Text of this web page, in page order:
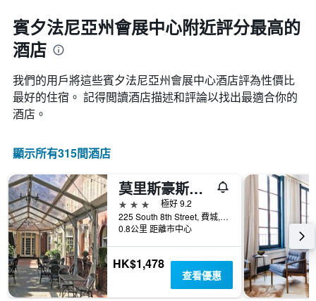
賓夕法尼亞州會展中心附近評分最高的
酒店
我們的用戶將這些賓夕法尼亞州會展中心酒店評為性價比
最好的住宿。 記得閲讀酒店描述和評論以找出最適合你的
酒店。
顯示所有315間酒店
莫里斯豪斯酒店
3星級
極好 9.2
225 South 8th Street, 費城, PA, 美國
0.8公里 距離市中心
HK$1,478
查看優惠